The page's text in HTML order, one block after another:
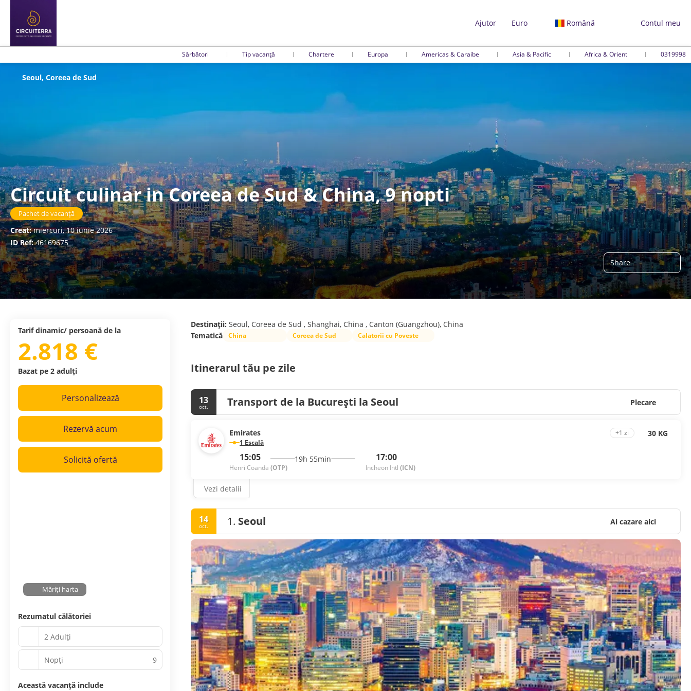
Ajutor Euro Română Contul meu
Sărbători Tip vacanță Chartere Europa Americas & Caraibe Asia & Pacific Africa & Orient 0319998
Circuit culinar in Coreea de Sud & China, 9 nopti
Pachet de vacanță
Creat:miercuri, 10 iunie 2026
ID Ref:46169675
Share
Seoul, Coreea de Sud
Destinații: Seoul, Coreea de Sud , Shanghai, China , Canton (Guangzhou), China
Tematică
China Coreea de Sud Calatorii cu Poveste
Itinerarul tău pe zile
13
oct. Transport de la București la Seoul Plecare
Emirates
1 Escală
15:05
Henri Coanda (OTP)
19h 55min 17:00
Incheon Intl (ICN)
+1 zi 30 KG
Vezi detalii
14
oct. 1. Seoul Ai cazare aici
Tarif dinamic/ persoană de la
2.818 €
Bazat pe 2 adulți
Personalizează
Rezervă acum
Solicită ofertă
Măriți harta
Rezumatul călătoriei
2 Adulți
Nopţi 9
Această vacanță include